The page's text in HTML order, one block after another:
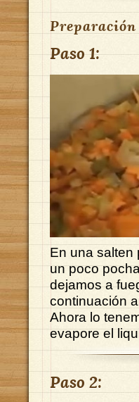
Preparación
Paso 1:
En una salten
un poco
dejamos a
continuación
Ahora lo
evapore el
Paso 2: